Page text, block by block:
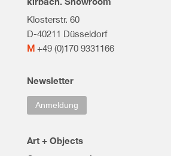
Klosterstr. 60
D-40211 Düsseldorf
M+49 (0)170 9331166
Newsletter
Anmeldung
Art + Objects